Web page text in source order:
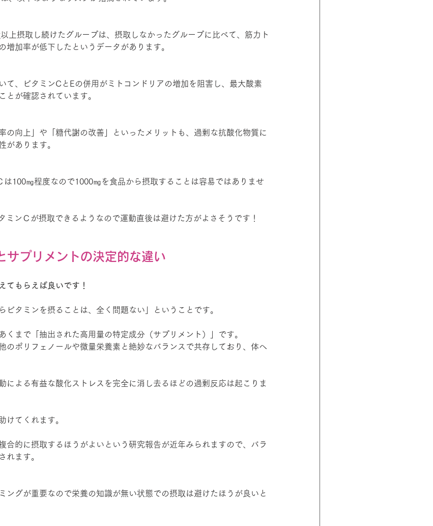
上摂取し続けたグループは、摂取しなかったグループに比べて、筋力ト
増加率が低下したというデータがあります。
て、ビタミンCとEの併用がミトコンドリアの増加を阻害し、最大酸素
とが確認されています。
の向上」や「糖代謝の改善」といったメリットも、過剰な抗酸化物質に
があります。
は100㎎程度なので1000㎎を食品から摂取することは容易ではありませ
ミンＣが摂取できるようなので運動直後は避けた方がよさそうです！
サプリメントの決定的な違い
てもらえば良いです！
ビタミンを摂ることは、全く問題ない」ということです。
くまで「抽出された高用量の特定成分（サプリメント）」です。
のポリフェノールや微量栄養素と絶妙なバランスで共存しており、体へ
による有益な酸化ストレスを完全に消し去るほどの過剰反応は起こりま
けてくれます。
合的に摂取するほうがよいという研究報告が近年みられますので、バラ
れます。
ングが重要なので栄養の知識が無い状態での摂取は避けたほうが良いと